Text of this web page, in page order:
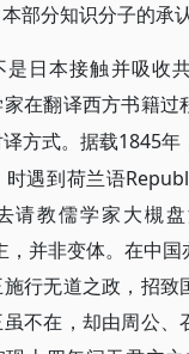
部分知识分子的承
是日本接触并吸收
在翻译西方书籍过
方式。据载1845年
时遇到荷兰语
请教儒学家大槻
，并非变体。在中国
行无道之政，招致
不在，却由周公、